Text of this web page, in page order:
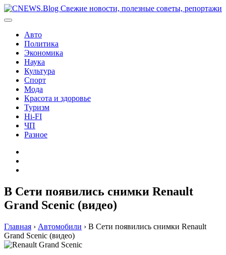
Перейти
к
Авто
Политика
Экономика
Наука
Культура
Спорт
Мода
Красота и здоровье
Туризм
Hi-FI
ЧП
Разное
В Сети появились снимки Renault
Grand Scenic (видео)
Главная › Автомобили › В Сети появились снимки Renault
Grand Scenic (видео)